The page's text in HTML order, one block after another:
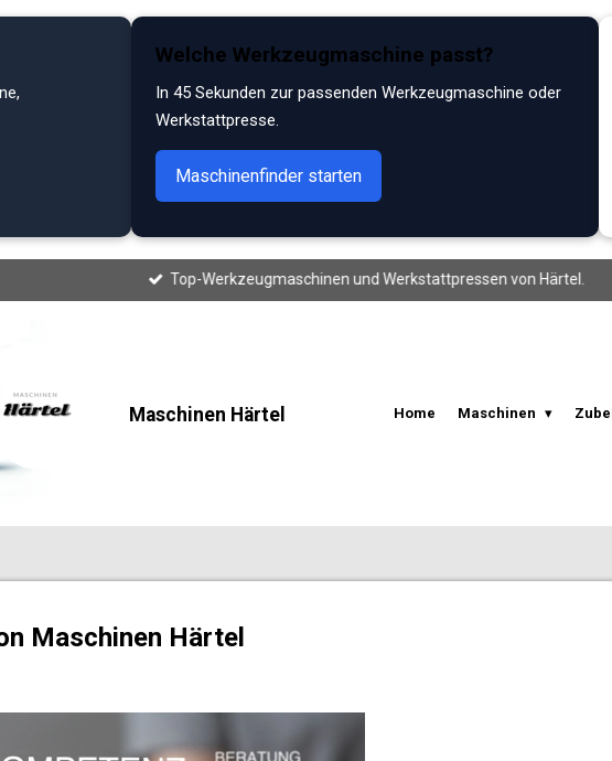
Welche Werkzeugmaschine passt?
In 45 Sekunden zur passenden Werkzeugmaschine oder
Werkstattpresse.
Maschinenfinder starten
Top-Werkzeugmaschinen und Werkstattpressen von Härtel.
Maschinen Härtel Home Maschinen
Maschinen Härtel